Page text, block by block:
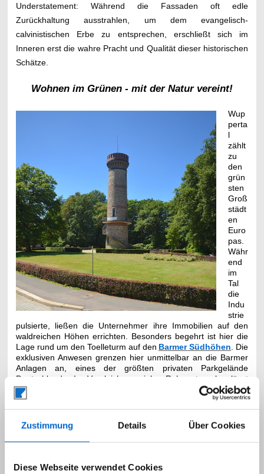
Zustimmung Details Über Cookies
Diese Webseite verwendet Cookies
Understatement: Während die Fassaden oft edle
Zurückhaltung ausstrahlen, um dem evangelisch-
calvinistischen Erbe zu entsprechen, erschließt sich im
Inneren erst die wahre Pracht und Qualität dieser historischen
Schätze.
Wohnen im Grünen - mit der Natur vereint!
Wup
perta
l
zählt
zu
den
grün
sten
Groß
städt
en
Euro
pas.
Währ
end
im
Tal
die
Indu
strie
pulsierte, ließen die Unternehmer ihre Immobilien auf den
waldreichen Höhen errichten. Besonders begehrt ist hier die
Lage rund um den Toelleturm auf den Barmer Südhöhen . Die
exklusiven Anwesen grenzen hier unmittelbar an die Barmer
Anlagen an, eines der größten privaten Parkgelände
Deutschlands. Im Vergleich zu vielen Ruhrmetropolen lässt
sich in Wuppertal der Wunsch nach „Wohnen im Grünen“
perfekt realisieren. Häufig sind es nur wenige Schritte bis in
ein Naturschutzgebiet, um Erholung vom Alltag zu finden und
in ehemaligen Gehöften die typische bergische Küche zu
genießen.
Metropolen zu Hause